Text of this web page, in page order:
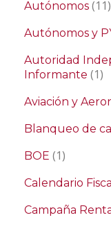
Autónomos (11)
Autónomos y
Autoridad
Informante (1)
Aviación y
Blanqueo de
BOE (1)
Calendario Fiscal
Campaña